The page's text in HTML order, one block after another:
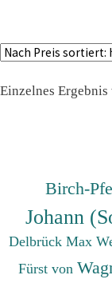
Einzelnes
Birch-
Johann
Delbrück Max
Fürst von